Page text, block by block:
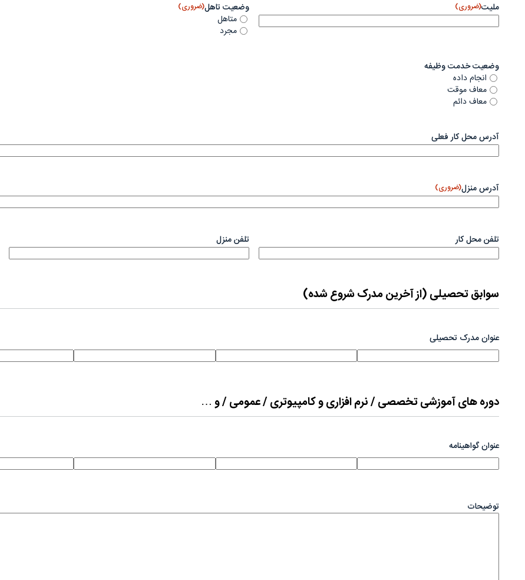
ملیت(ضروری) وضعیت تاهل(ضروری)
متاهل
مجرد
وضعیت خدمت وظیفه
انجام داده
معاف موقت
معاف دائم
آدرس محل کار فعلی
آدرس منزل(ضروری)
تلفن محل کار تلفن منزل
سوابق تحصیلی (از آخرین مدرک شروع شده)
عنوان مدرک تحصیلی
دوره های آموزشی تخصصی / نرم افزاری و کامپیوتری / عمومی / و …
عنوان گواهینامه
توضیحات